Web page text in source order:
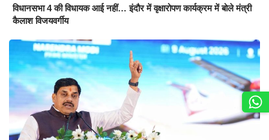
विधानसभा 4 की विधायक आई नहीं… इंदौर में वृक्षारोपण कार्यक्रम में बोले मंत्री
कैलाश विजयवर्गीय